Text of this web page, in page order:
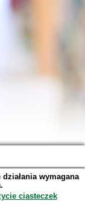
wymagana
ciasteczek